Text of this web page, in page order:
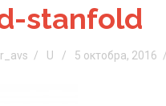
stanfold
U 5 октобра, 2016